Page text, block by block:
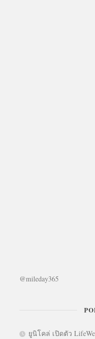
@mileday365
ยูนิโคล่ เปิดตัว